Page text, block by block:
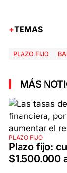
TEMAS
PLAZO FIJO
MÁS
PLAZO FIJO
Plazo fijo:
$1.500.000